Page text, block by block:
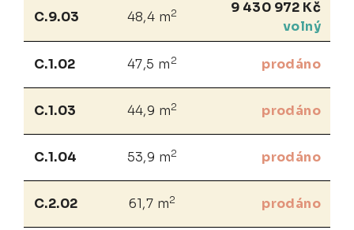
C.9.03 48,4 m2
9 430 972 Kč
volný
C.1.02 47,5 m 2 prodáno
C.1.03 44,9 m2 prodáno
C.1.04 53,9 m2 prodáno
C.2.02 61,7 m2 prodáno